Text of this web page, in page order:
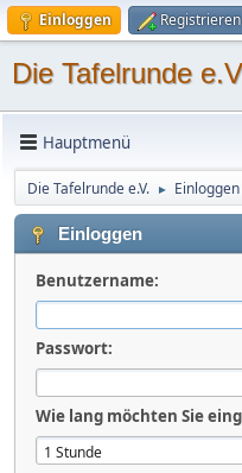
Einloggen Registrieren
Die Tafelrunde
Hauptmenü
Die Tafelrunde e.V. ► Einloggen
Einloggen
Benutzername:
Passwort:
Wie lang möchten Sie